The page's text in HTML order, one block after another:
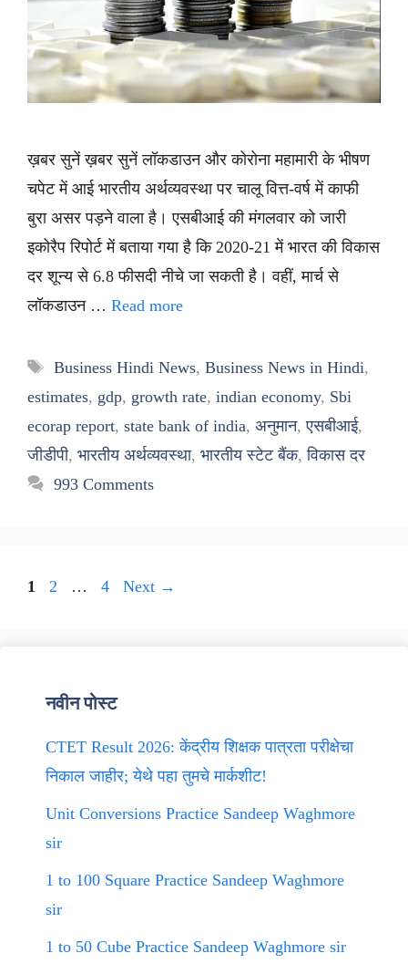
ख़बर सुनें ख़बर सुनें लॉकडाउन और कोरोना महामारी के भीषण
चपेट में आई भारतीय अर्थव्यवस्था पर चालू वित्त-वर्ष में काफी
बुरा असर पड़ने वाला है। एसबीआई की मंगलवार को जारी
इकोरैप रिपोर्ट में बताया गया है कि 2020-21 में भारत की विकास
दर शून्य से 6.8 फीसदी नीचे जा सकती है। वहीं, मार्च से
लॉकडाउन … Read more
Tags
Business Hindi News, Business News in Hindi,
estimates, gdp, growth rate, indian economy, Sbi
ecorap report, state bank of india, अनुमान,एसबीआई,
जीडीपी, भारतीय अर्थव्यवस्था, भारतीय स्टेट बैंक,विकास दर
993 Comments
Page
1 Page
2 … Page
4 Next →
नवीन पोस्ट
CTET Result 2026: केंद्रीय शिक्षक पात्रता परीक्षेचा
निकाल जाहीर; येथे पहा तुमचे मार्कशीट!
Unit Conversions Practice Sandeep Waghmore
sir
1 to 100 Square Practice Sandeep Waghmore
sir
1 to 50 Cube Practice Sandeep Waghmore sir